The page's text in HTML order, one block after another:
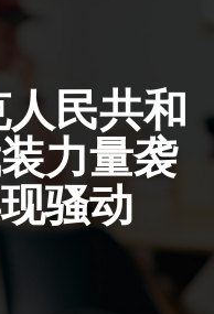
民共和
力量袭
骚动